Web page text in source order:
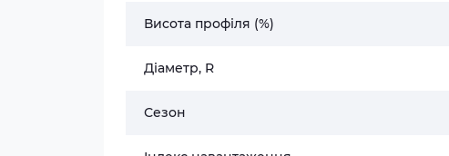
Висота профіля (%)
Діаметр, R
Сезон